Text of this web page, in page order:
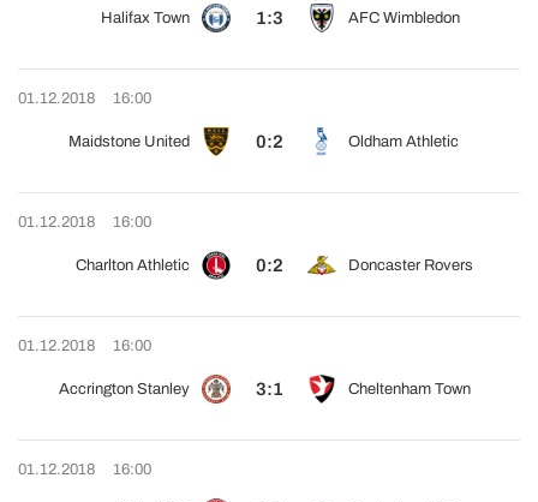
Halifax Town 1:3 AFC Wimbledon
01.12.2018 16:00
Maidstone United 0:2 Oldham Athletic
01.12.2018 16:00
Charlton Athletic 0:2 Doncaster Rovers
01.12.2018 16:00
Accrington Stanley 3:1 Cheltenham Town
01.12.2018 16:00